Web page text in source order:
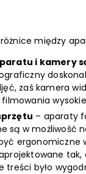
różnice między
i kamery
zaś kamera
filmowania
– aparaty
są w możliwość
ergonomiczne
tak,
treści było